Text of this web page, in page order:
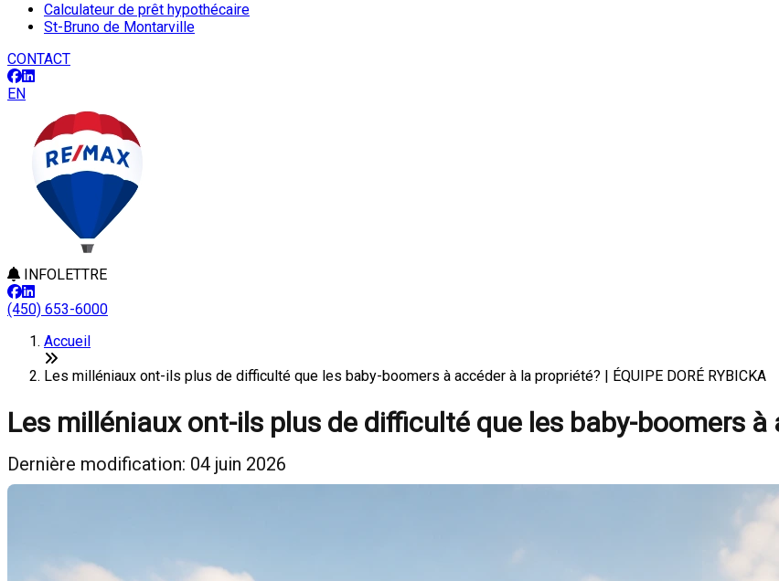
Calculateur de prêt hypothécaire
St-Bruno de Montarville
CONTACT
EN
INFOLETTRE
(450) 653-6000
Accueil
Les milléniaux ont-ils plus de difficulté que les baby-boomers à accéder à la propriété? | ÉQUIPE DORÉ RYBICKA
Les milléniaux ont-ils plus de difficulté que les baby-boomers à
Dernière modification: 04 juin 2026